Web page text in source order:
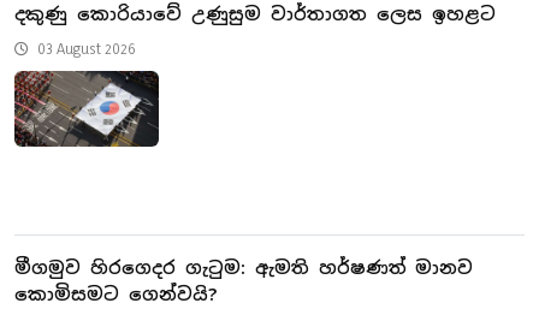
දකුණු කොරියාවේ උණුසුම වාර්තාගත ලෙස ඉහළට
03 August 2026
මීගමුව හිරගෙදර ගැටුම: ඇමති හර්ෂණත් මානව
කොමිසමට ගෙන්වයි?